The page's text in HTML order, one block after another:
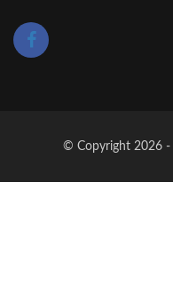
© Copyright 2026 -